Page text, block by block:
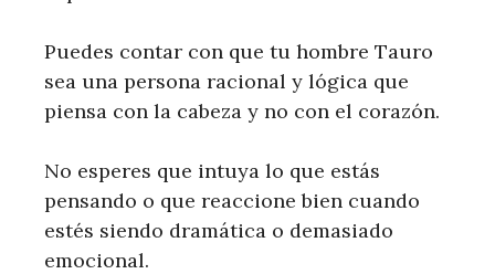
Puedes contar con que tu hombre Tauro
sea una persona racional y lógica que
piensa con la cabeza y no con el corazón.
No esperes que intuya lo que estás
pensando o que reaccione bien cuando
estés siendo dramática o demasiado
emocional.